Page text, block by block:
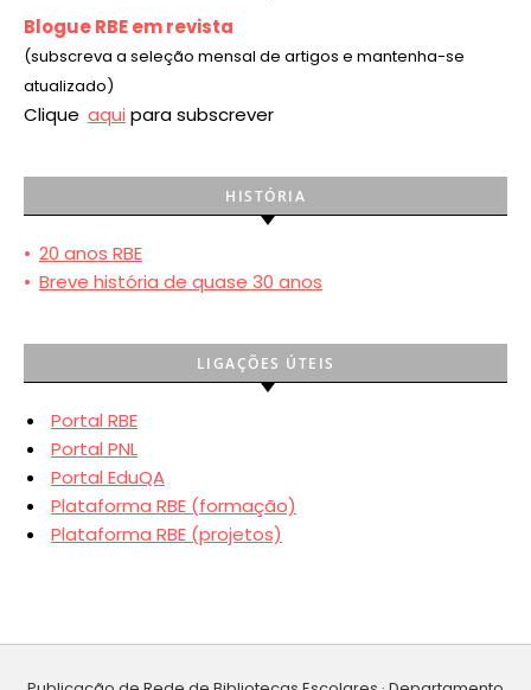
Blogue RBE em revista
(subscreva a seleção mensal de artigos e mantenha-se
atualizado)
Clique aqui para subscrever
HISTÓRIA
• 20 anos RBE
• Breve história de quase 30 anos
LIGAÇÕES ÚTEIS
Portal RBE
Portal PNL
Portal EduQA
Plataforma RBE (formação)
Plataforma RBE (projetos)